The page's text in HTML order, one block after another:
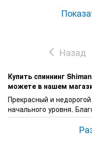
Назад
Купить спиннинг
можете в нашем
Прекрасный и недорогой
начального уровня.
надежности спиннинг
экстремальных